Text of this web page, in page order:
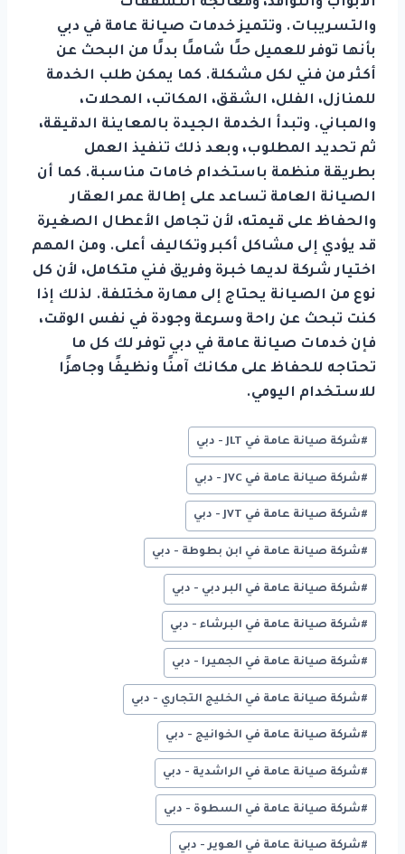
والتسريبات. وتتميز خدمات صيانة عامة في دبي
بأنها توفر للعميل حلًا شاملًا بدلًا من البحث عن
أكثر من فني لكل مشكلة. كما يمكن طلب الخدمة
للمنازل، الفلل، الشقق، المكاتب، المحلات،
والمباني. وتبدأ الخدمة الجيدة بالمعاينة الدقيقة،
ثم تحديد المطلوب، وبعد ذلك تنفيذ العمل
بطريقة منظمة باستخدام خامات مناسبة. كما أن
الصيانة العامة تساعد على إطالة عمر العقار
والحفاظ على قيمته، لأن تجاهل الأعطال الصغيرة
قد يؤدي إلى مشاكل أكبر وتكاليف أعلى. ومن المهم
اختيار شركة لديها خبرة وفريق فني متكامل، لأن كل
نوع من الصيانة يحتاج إلى مهارة مختلفة. لذلك إذا
كنت تبحث عن راحة وسرعة وجودة في نفس الوقت،
فإن خدمات صيانة عامة في دبي توفر لك كل ما
تحتاجه للحفاظ على مكانك آمنًا ونظيفًا وجاهزًا
للاستخدام اليومي.
وسوم
المقال:
#شركة صيانة عامة في JLT - دبي
#شركة صيانة عامة في JVC - دبي
#شركة صيانة عامة في JVT - دبي
#شركة صيانة عامة في ابن بطوطة - دبي
#شركة صيانة عامة في البر دبي - دبي
#شركة صيانة عامة في البرشاء - دبي
#شركة صيانة عامة في الجميرا - دبي
#شركة صيانة عامة في الخليج التجاري - دبي
#شركة صيانة عامة في الخوانيج - دبي
#شركة صيانة عامة في الراشدية - دبي
#شركة صيانة عامة في السطوة - دبي
#شركة صيانة عامة في العوير - دبي